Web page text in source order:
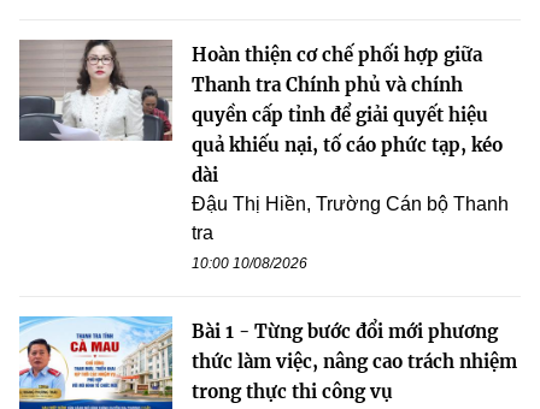
Hoàn thiện cơ chế phối hợp giữa
Thanh tra Chính phủ và chính
quyền cấp tỉnh để giải quyết hiệu
quả khiếu nại, tố cáo phức tạp, kéo
dài
Đậu Thị Hiền, Trường Cán bộ Thanh
tra
10:00 10/08/2026
Bài 1 - Từng bước đổi mới phương
thức làm việc, nâng cao trách nhiệm
trong thực thi công vụ